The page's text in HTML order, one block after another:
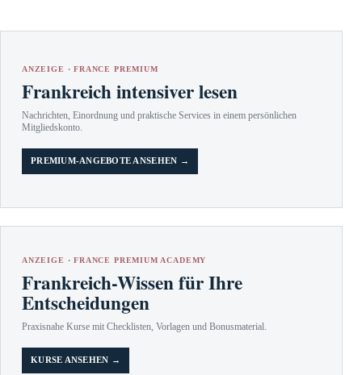
ANZEIGE · FRANCE PREMIUM
Frankreich intensiver lesen
Nachrichten, Einordnung und praktische Services in einem persönlichen
Mitgliedskonto.
PREMIUM-ANGEBOTE ANSEHEN →
ANZEIGE · FRANCE PREMIUM ACADEMY
Frankreich-Wissen für Ihre
Entscheidungen
Praxisnahe Kurse mit Checklisten, Vorlagen und Bonusmaterial.
KURSE ANSEHEN →